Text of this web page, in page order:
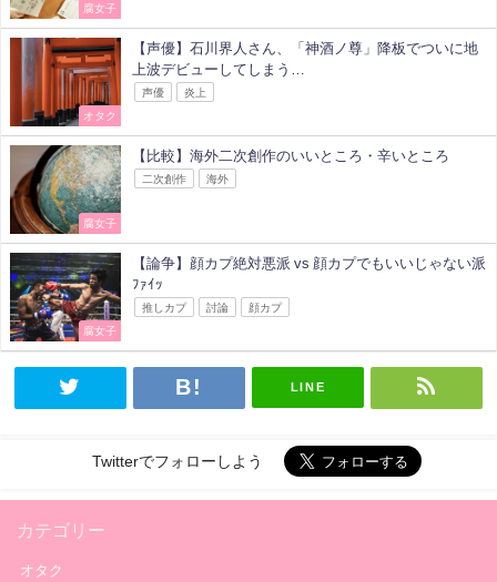
腐女子
オタク
【声優】石川界人さん、「神酒ノ尊」降板でついに地
上波デビューしてしまう…
声優 炎上
腐女子
【比較】海外二次創作のいいところ・辛いところ
二次創作 海外
腐女子
【論争】顔カプ絶対悪派 vs 顔カプでもいいじゃない派
ﾌｧｲｯ
推しカプ 討論 顔カプ
LINE
Twitterでフォローしよう
カテゴリー
オタク